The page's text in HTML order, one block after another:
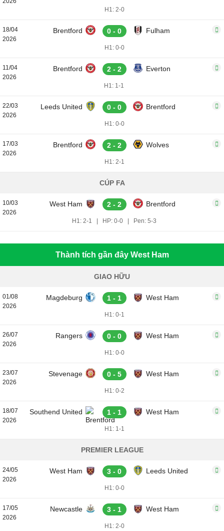
H1: 2-0
18/04
2026
Brentford 0 - 0 Fulham
H1: 0-0
11/04
2026
Brentford 2 - 2 Everton
H1: 1-1
22/03
2026
Leeds United 0 - 0 Brentford
H1: 0-0
17/03
2026
Brentford 2 - 2 Wolves
H1: 2-1
CÚP FA
10/03
2026
West Ham 2 - 2 Brentford
H1: 2-1 HP: 0-0 Pen: 5-3
Thành tích gần đây West Ham
GIAO HỮU
01/08
2026
Magdeburg 1 - 1 West Ham
H1: 0-1
26/07
2026
Rangers 0 - 0 West Ham
H1: 0-0
23/07
2026
Stevenage 0 - 5 West Ham
H1: 0-2
18/07
2026
Southend United 1 - 1 West Ham
H1: 1-1
PREMIER LEAGUE
24/05
2026
West Ham 3 - 0 Leeds United
H1: 0-0
17/05
2026
Newcastle 3 - 1 West Ham
H1: 2-0